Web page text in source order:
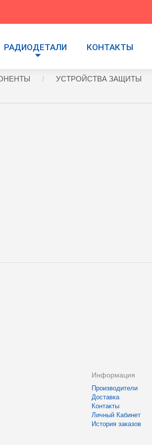
РАДИОДЕТАЛИ КОНТАКТЫ
УСТРОЙСТВА ЗАЩИТЫ
Информация
Производители
Доставка
Контакты
Личный Кабинет
История заказов